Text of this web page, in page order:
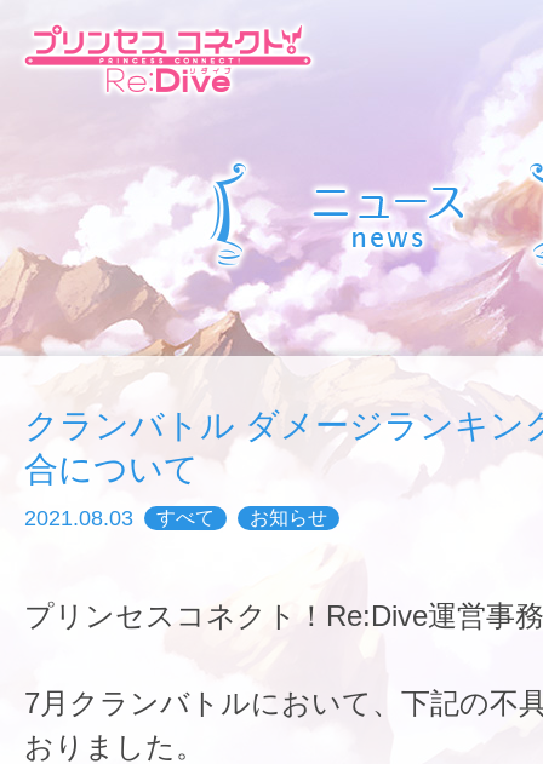
クランバトル ダメージランキン
合について
2021.08.03 すべて お知らせ
プリンセスコネクト！Re:Dive運営事
7月クランバトルにおいて、下記の不
おりました。